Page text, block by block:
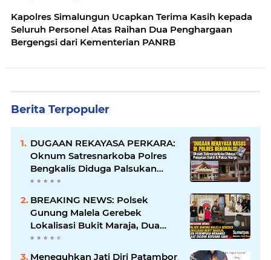
Kapolres Simalungun Ucapkan Terima Kasih kepada
Seluruh Personel Atas Raihan Dua Penghargaan
Bergengsi dari Kementerian PANRB
Berita Terpopuler
DUGAAN REKAYASA PERKARA:
Oknum Satresnarkoba Polres
Bengkalis Diduga Palsukan
Barang Bukti Hingga Paksa
BREAKING NEWS: Polsek
Gunung Malela Gerebek
Lokalisasi Bukit Maraja, Dua
Perempuan Menangis Saat
Diciduk Bersama Sabu
Meneguhkan Jati Diri Patambor